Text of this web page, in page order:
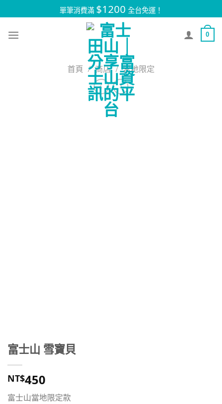
to
content
單筆消費滿 $1200 全台免運！
0
首頁 / 商店 / 當地限定
富士山 雪寶貝
NT$450
富士山當地限定款